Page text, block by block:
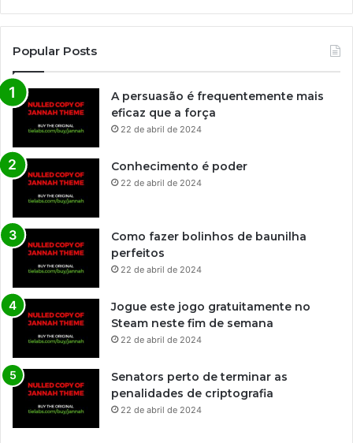
Popular Posts
A persuasão é frequentemente mais
eficaz que a força
22 de abril de 2024
Conhecimento é poder
22 de abril de 2024
Como fazer bolinhos de baunilha
perfeitos
22 de abril de 2024
Jogue este jogo gratuitamente no
Steam neste fim de semana
22 de abril de 2024
Senators perto de terminar as
penalidades de criptografia
22 de abril de 2024